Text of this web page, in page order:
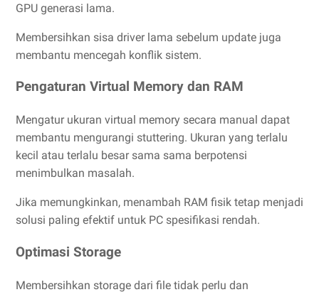
GPU generasi lama.
Membersihkan sisa driver lama sebelum update juga
membantu mencegah konflik sistem.
Pengaturan Virtual Memory dan RAM
Mengatur ukuran virtual memory secara manual dapat
membantu mengurangi stuttering. Ukuran yang terlalu
kecil atau terlalu besar sama sama berpotensi
menimbulkan masalah.
Jika memungkinkan, menambah RAM fisik tetap menjadi
solusi paling efektif untuk PC spesifikasi rendah.
Optimasi Storage
Membersihkan storage dari file tidak perlu dan